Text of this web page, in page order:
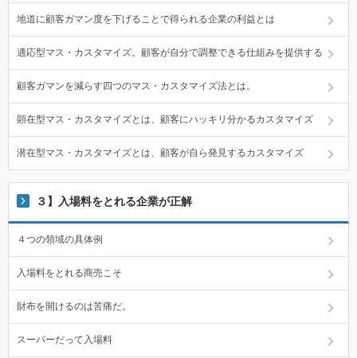
地道に顧客ガマン度を下げることで得られる企業の利益とは
適応型マス・カスタマイズ。顧客が自分で調整できる仕組みを提供する
顧客ガマンを減らす四つのマス・カスタマイズ法とは。
顕在型マス・カスタマイズとは、顧客にハッキリ分かるカスタマイズ
潜在型マス・カスタマイズとは、顧客が自ら発見するカスタマイズ
３】入場料をとれる企業が正解
４つの領域の具体例
入場料をとれる商売こそ
財布を開けるのは苦痛だ。
スーパーだって入場料